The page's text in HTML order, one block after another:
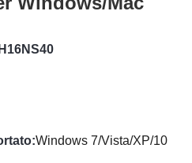
Windows 7/Vista/XP/10